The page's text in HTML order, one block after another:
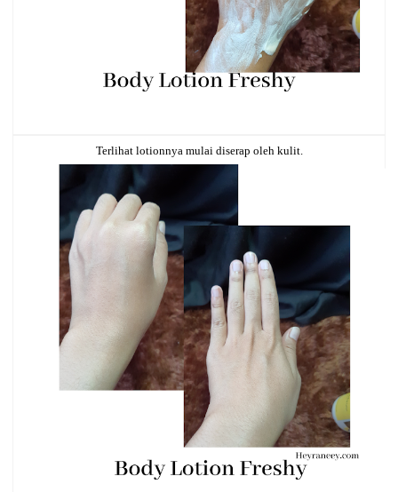
Terlihat lotionnya mulai diserap oleh kulit.